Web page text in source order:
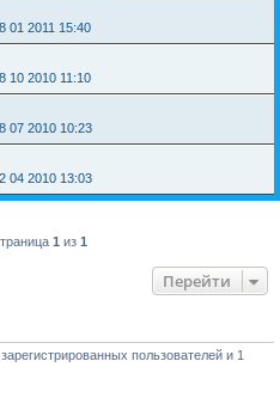
01 2011 15:40
10 2010 11:10
07 2010 10:23
04 2010 13:03
1 из 1
Перейти
пользователей и 1